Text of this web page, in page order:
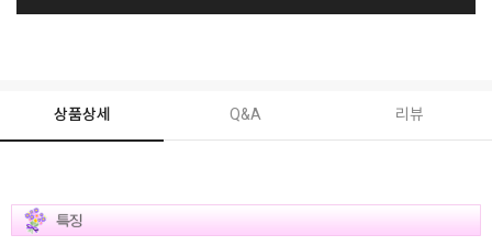
상품상세 Q&A 리뷰